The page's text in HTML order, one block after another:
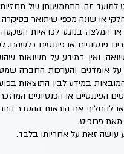
למועד זה. התממשותן של
או שונה מכפי שיתואר בסיקרה.
המלצה בנוגע לכדאיות השקעה
פנסיוניים או פיננסים
ואין במידע על תשואות
אומדנים והערכות החברה
במידע לבין התוצאות
הפיננסיים או הפנסיוניים
להחליף את הוראות ההסדר
פרופיט.
עושה זאת על אחריותו בלבד.